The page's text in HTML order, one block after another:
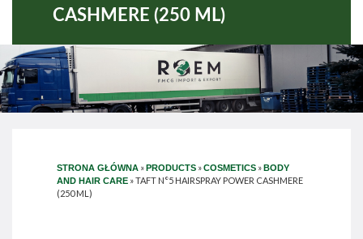
CASHMERE (250 ML)
STRONA GŁÓWNA »PRODUCTS »COSMETICS »BODY
AND HAIR CARE »TAFT N°5 HAIRSPRAY POWER CASHMERE
(250 ML)